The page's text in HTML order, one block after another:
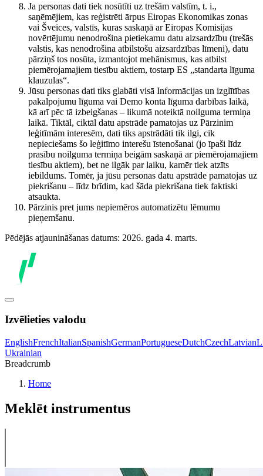
Ja personas dati tiek nosūtīti uz trešām valstīm, t. i.,
saņēmējiem, kas reģistrēti ārpus Eiropas Ekonomikas zonas
vai Šveices, valstīs, kuras saskaņā ar Eiropas Komisijas
novērtējumu nenodrošina pietiekamu datu aizsardzību (trešās
valstis, kas nenodrošina atbilstošu aizsardzības līmeni), datu
pārziņš tos nosūta, izmantojot mehānismus, kas atbilst
piemērojamajiem tiesību aktiem, tostarp ES „standarta līguma
klauzulas“.
Jūsu personas dati tiks glabāti visā Informācijas un izglītības
pakalpojumu līguma vai Demo konta līguma darbības laikā,
kā arī pēc tā izbeigšanas – likumā noteiktā noilguma termiņa
laikā. Tiktāl, ciktāl datu apstrāde pamatojas uz Pārzinim
leģitīmām interesēm, dati tiks apstrādāti tik ilgi, cik
nepieciešams šo leģitīmo interešu īstenošanai (jo īpaši līdz
prasību noilguma termiņa beigām saskaņā ar piemērojamajiem
tiesību aktiem), bet ne ilgāk par laiku, kamēr tiek atzīts
iebildums. Tomēr, ja jūsu personas datu apstrāde pamatojas uz
piekrišanu – līdz brīdim, kad šāda piekrišana tiek faktiski
atsaukta.
Pārzinis pret jums nepiemēros automatizētu lēmumu
pieņemšanu.
Pēdējās atjaunināšanas datums: 2026. gada 4. marts.
Izvēlieties valodu
EnglishFrenchItalianSpanishGermanPortugueseDutchCzechLatvian
Ukrainian
Breadcrumb
Home
Meklēt instrumentus